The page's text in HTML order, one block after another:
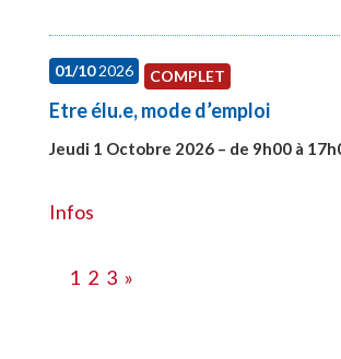
01/102026 COMPLET
Etre élu.e, mode d’emploi
Jeudi 1 Octobre 2026 – de 9h00 à
Infos
1 2 3 »